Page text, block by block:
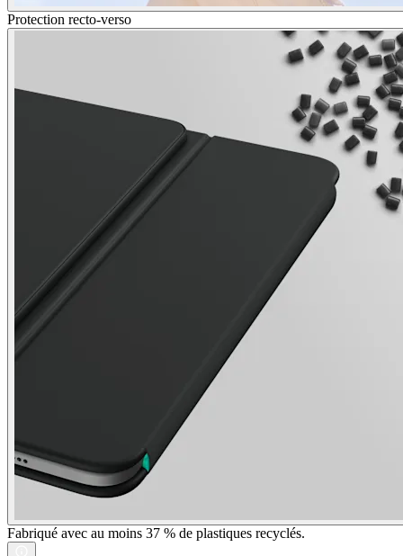
Protection recto-verso
Fabriqué avec au moins 37 % de plastiques recyclés.